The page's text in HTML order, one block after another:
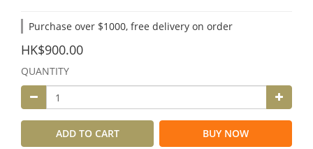
Purchase over $1000, free delivery on order
HK$900.00
QUANTITY
ADD TO CART BUY NOW